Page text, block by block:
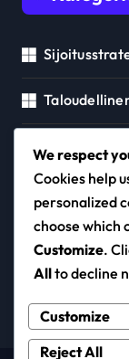
Velanhoito
We respect
Cookies help
personalized
choose which
Customize.
Allto decline
Customize
Reject All